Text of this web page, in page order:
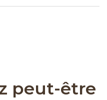
peut-être